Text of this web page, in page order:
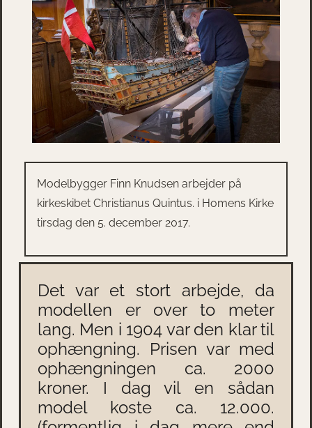
Modelbygger Finn Knudsen arbejder på
kirkeskibet Christianus Quintus. i Homens Kirke
tirsdag den 5. december 2017.
Det var et stort arbejde, da
modellen er over to meter
lang. Men i 1904 var den klar til
ophængning. Prisen var med
ophængningen ca. 2000
kroner. I dag vil en sådan
model koste ca. 12.000.